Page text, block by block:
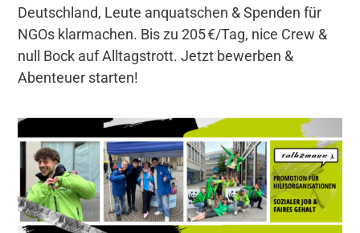
Deutschland, Leute anquatschen & Spenden für
NGOs klarmachen. Bis zu 205 €/Tag, nice Crew &
null Bock auf Alltagstrott. Jetzt bewerben &
Abenteuer starten!